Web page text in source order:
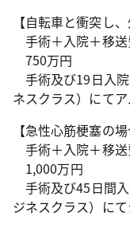
【自転車と衝突し
手術＋入院＋移送
750万円
手術及び19日入
ネスクラス）にて
【急性心筋梗塞の場
手術＋入院＋移送
1,000万円
手術及び45日間
ジネスクラス）に